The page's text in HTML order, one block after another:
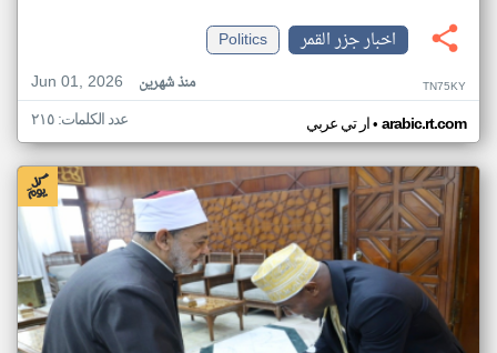
اخبار جزر القمر
Politics
Jun 01, 2026
منذ شهرين TN75KY
ار تي عربي• arabic.rt.com عدد الكلمات: ٢١٥